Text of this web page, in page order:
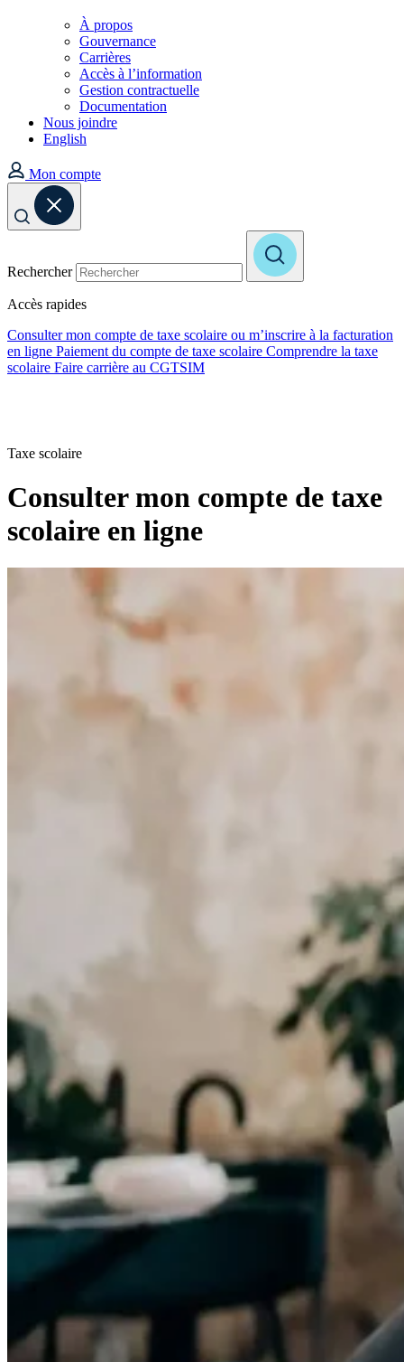
À propos
Gouvernance
Carrières
Accès à l’information
Gestion contractuelle
Documentation
Nous joindre
English
Mon compte
Rechercher
Accès rapides
Consulter mon compte de taxe scolaire ou m’inscrire à la facturation
en ligne Paiement du compte de taxe scolaire Comprendre la taxe
scolaire Faire carrière au CGTSIM
Taxe scolaire
Consulter mon compte de taxe
scolaire en ligne